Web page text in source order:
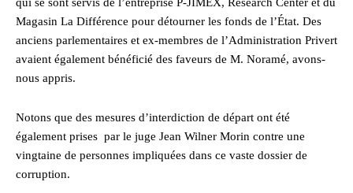
qui se sont servis de l’entreprise P-JIMEX, Research Center et du
Magasin La Différence pour détourner les fonds de l’État. Des
anciens parlementaires et ex-membres de l’Administration Privert
avaient également bénéficié des faveurs de M. Noramé, avons-
nous appris.
Notons que des mesures d’interdiction de départ ont été
également prises par le juge Jean Wilner Morin contre une
vingtaine de personnes impliquées dans ce vaste dossier de
corruption.